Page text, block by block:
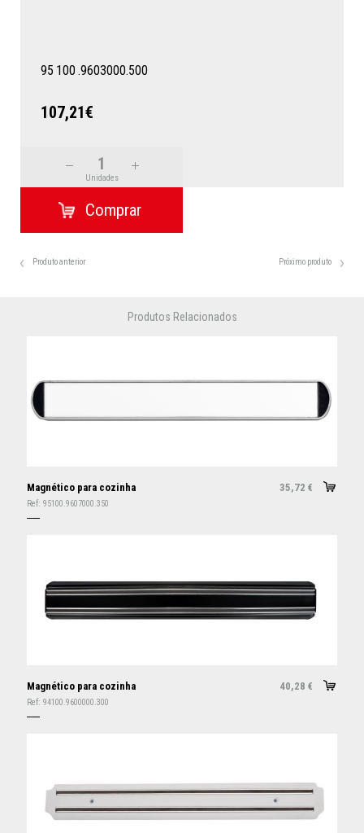
95 100 .9603000.500
107,21€
Unidades
Produto anterior Próximo produto
Produtos Relacionados
Magnético para cozinha 35,72 €
Ref: 95100.9607000.350
Magnético para cozinha 40,28 €
Ref: 94100.9600000.300